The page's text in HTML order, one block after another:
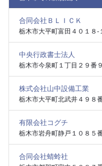
合同会社ＢＬＩＣＫ
栃木市大平町富田４０１８‐
中央行政書士法人
栃木市今泉町１丁目２９番
株式会社山中設備工業
栃木市大平町北武井４９８
有限会社コグチ
栃木市岩舟町静戸１０８５
合同会社蜻蛉社